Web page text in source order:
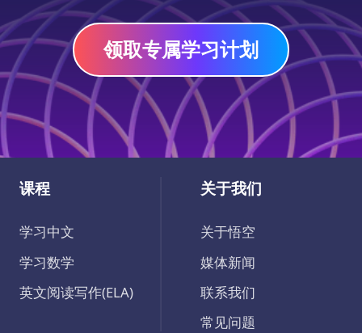
领取专属学习计划
课程
学习中文
学习数学
英文阅读写作(ELA)
关于我们
关于悟空
媒体新闻
联系我们
常见问题